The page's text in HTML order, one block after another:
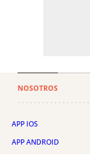
NOSOTROS
APP IOS
APP ANDROID